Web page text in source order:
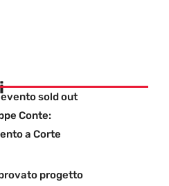
sold out
Conte:
a Corte
progetto